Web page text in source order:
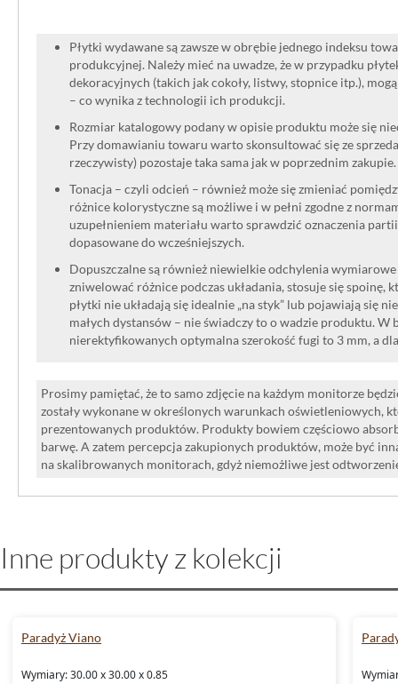
Płytki wydawane są zawsze w obrębie jednego indeksu
produkcyjnej. Należy mieć na uwadze, że w przypadku
dekoracyjnych (takich jak cokoły, listwy, stopnice itp.),
– co wynika z technologii ich produkcji.
Rozmiar katalogowy podany w opisie produktu może się
Przy domawianiu towaru warto skonsultować się ze
rzeczywisty) pozostaje taka sama jak w poprzednim zakupie.
Tonacja – czyli odcień – również może się zmieniać
różnice kolorystyczne są możliwe i w pełni zgodne z
uzupełnieniem materiału warto sprawdzić oznaczenia
dopasowane do wcześniejszych.
Dopuszczalne są również niewielkie odchylenia
zniwelować różnice podczas układania, stosuje się spoinę,
płytki nie układają się idealnie „na styk” lub pojawiają się
małych dystansów – nie świadczy to o wadzie produktu. W
nierektyfikowanych optymalna szerokość fugi to 3 mm, a
Prosimy pamiętać, że to samo zdjęcie na każdym monitorze
zostały wykonane w określonych warunkach oświetleniowych,
prezentowanych produktów. Produkty bowiem częściowo
barwę. A zatem percepcja zakupionych produktów, może być
na skalibrowanych monitorach, gdyż niemożliwe jest
Inne produkty z kolekcji
Paradyż Viano
Wymiary: 30.00 x 30.00 x 0.85